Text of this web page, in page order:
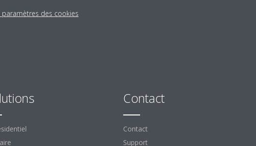
Contact
Contact
Support
paramètres des cookies